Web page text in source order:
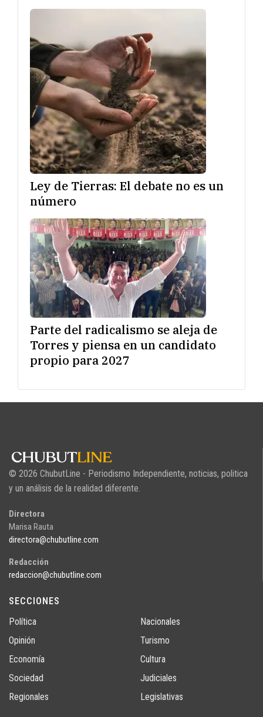
Ley de Tierras: El debate no es un
número
Parte del radicalismo se aleja de
Torres y piensa en un candidato
propio para 2027
© 2026 ChubutLine - Periodismo Independiente, noticias, politica
y un análisis de la realidad diferente.
Directora
Marisa Rauta
directora@chubutline.com
Redacción
redaccion@chubutline.com
SECCIONES
Política
Opinión
Economía
Sociedad
Regionales
Nacionales
Turismo
Cultura
Judiciales
Legislativas